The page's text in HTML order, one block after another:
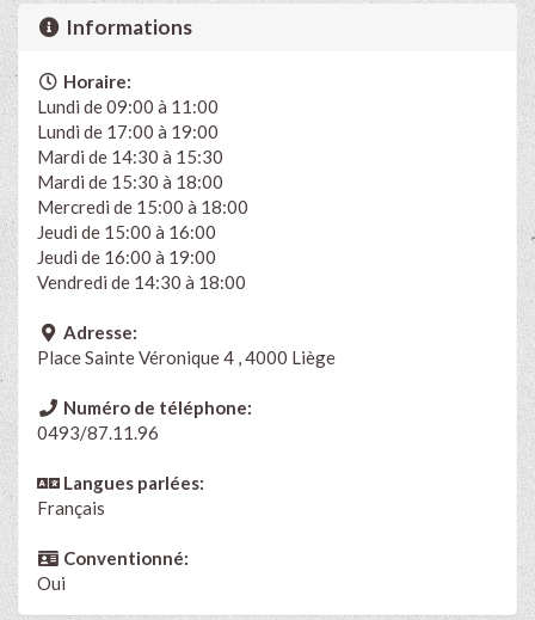
Informations
Horaire:
Lundi de 09:00 à 11:00
Lundi de 17:00 à 19:00
Mardi de 14:30 à 15:30
Mardi de 15:30 à 18:00
Mercredi de 15:00 à 18:00
Jeudi de 15:00 à 16:00
Jeudi de 16:00 à 19:00
Vendredi de 14:30 à 18:00
Adresse:
Place Sainte Véronique 4 , 4000 Liège
Numéro de téléphone:
0493/87.11.96
Langues parlées:
Français
Conventionné:
Oui